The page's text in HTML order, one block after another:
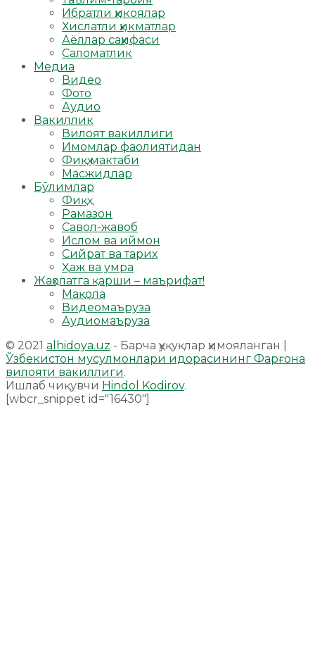
Ибратли ҳикоялар
Хислатли ҳикматлар
Аёллар саҳифаси
Саломатлик
Медиа
Видео
Фото
Аудио
Вакиллик
Вилоят вакиллиги
Имомлар фаолиятидан
Фиқҳ мактаби
Масжидлар
Бўлимлар
Фиқҳ
Рамазон
Савол-жавоб
Ислом ва иймон
Сийрат ва тарих
Ҳаж ва умра
Жаҳолатга қарши – маърифат!
Мақола
Видеомаъруза
Аудиомаъруза
© 2021 alhidoya.uz - Барча ҳуқуқлар ҳимояланган |
Ўзбекистон мусулмонлари идорасининг Фарғона
вилояти вакиллиги.
Ишлаб чиқувчи Hindol Kodirov.
[wbcr_snippet id="16430"]